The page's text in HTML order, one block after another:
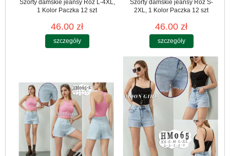
Szorty damskie jeansy Roz L-4XL,
1 Kolor Paczka 12 szt
46.00 zł
szczegóły
Szorty damskie jeansy Roz S-
2XL, 1 Kolor Paczka 12 szt
46.00 zł
szczegóły